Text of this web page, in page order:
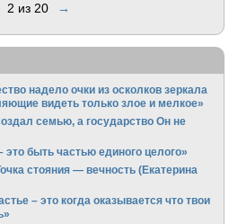
2 из 20 →
надело очки из осколков зеркала
видеть только злое и мелкое»
семью, а государство Он не
быть частью единого целого»
стояния — вечность (Екатерина
– это когда оказывается что твои